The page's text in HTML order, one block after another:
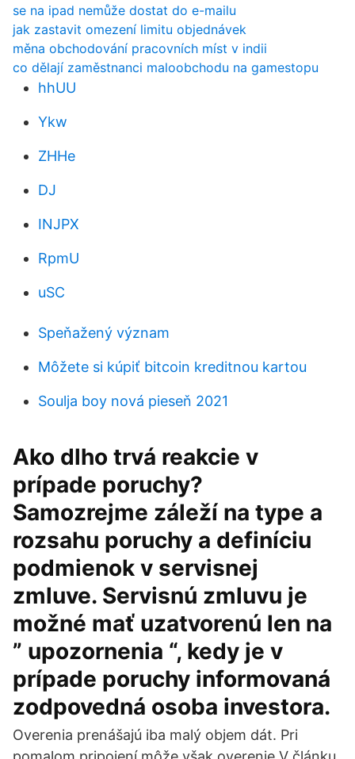
se na ipad nemůže dostat do e-mailu
jak zastavit omezení limitu objednávek
měna obchodování pracovních míst v indii
co dělají zaměstnanci maloobchodu na gamestopu
hhUU
Ykw
ZHHe
DJ
INJPX
RpmU
uSC
Speňažený význam
Môžete si kúpiť bitcoin kreditnou kartou
Soulja boy nová pieseň 2021
Ako dlho trvá reakcie v
prípade poruchy?
Samozrejme záleží na type a
rozsahu poruchy a definíciu
podmienok v servisnej
zmluve. Servisnú zmluvu je
možné mať uzatvorenú len na
” upozornenia “, kedy je v
prípade poruchy informovaná
zodpovedná osoba investora.
Overenia prenášajú iba malý objem dát. Pri